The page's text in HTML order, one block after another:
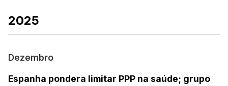
2025
Dezembro
Espanha pondera limitar PPP na saúde; grupo